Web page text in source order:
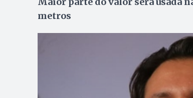
metros